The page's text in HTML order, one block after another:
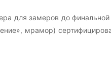
замеров до финальной
мрамор)